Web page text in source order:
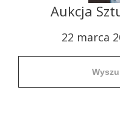
Aukcja
22 marca